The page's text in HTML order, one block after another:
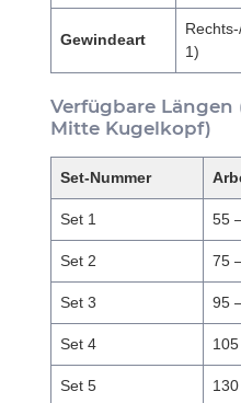
Gewindeart
1)
Verfügbare
Mitte Kugelkopf)
Set-Nummer
Set 1 55
Set 2 75
Set 3 95
Set 4
Set 5